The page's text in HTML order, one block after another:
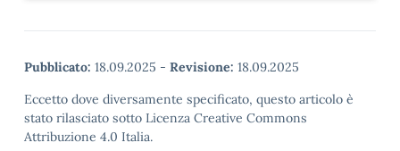
Pubblicato: 18.09.2025 - Revisione: 18.09.2025
Eccetto dove diversamente specificato, questo articolo è
stato rilasciato sotto Licenza Creative Commons
Attribuzione 4.0 Italia.